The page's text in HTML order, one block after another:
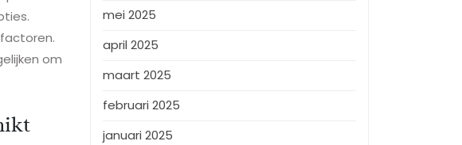
om
mei 2025
april 2025
maart 2025
februari 2025
januari 2025